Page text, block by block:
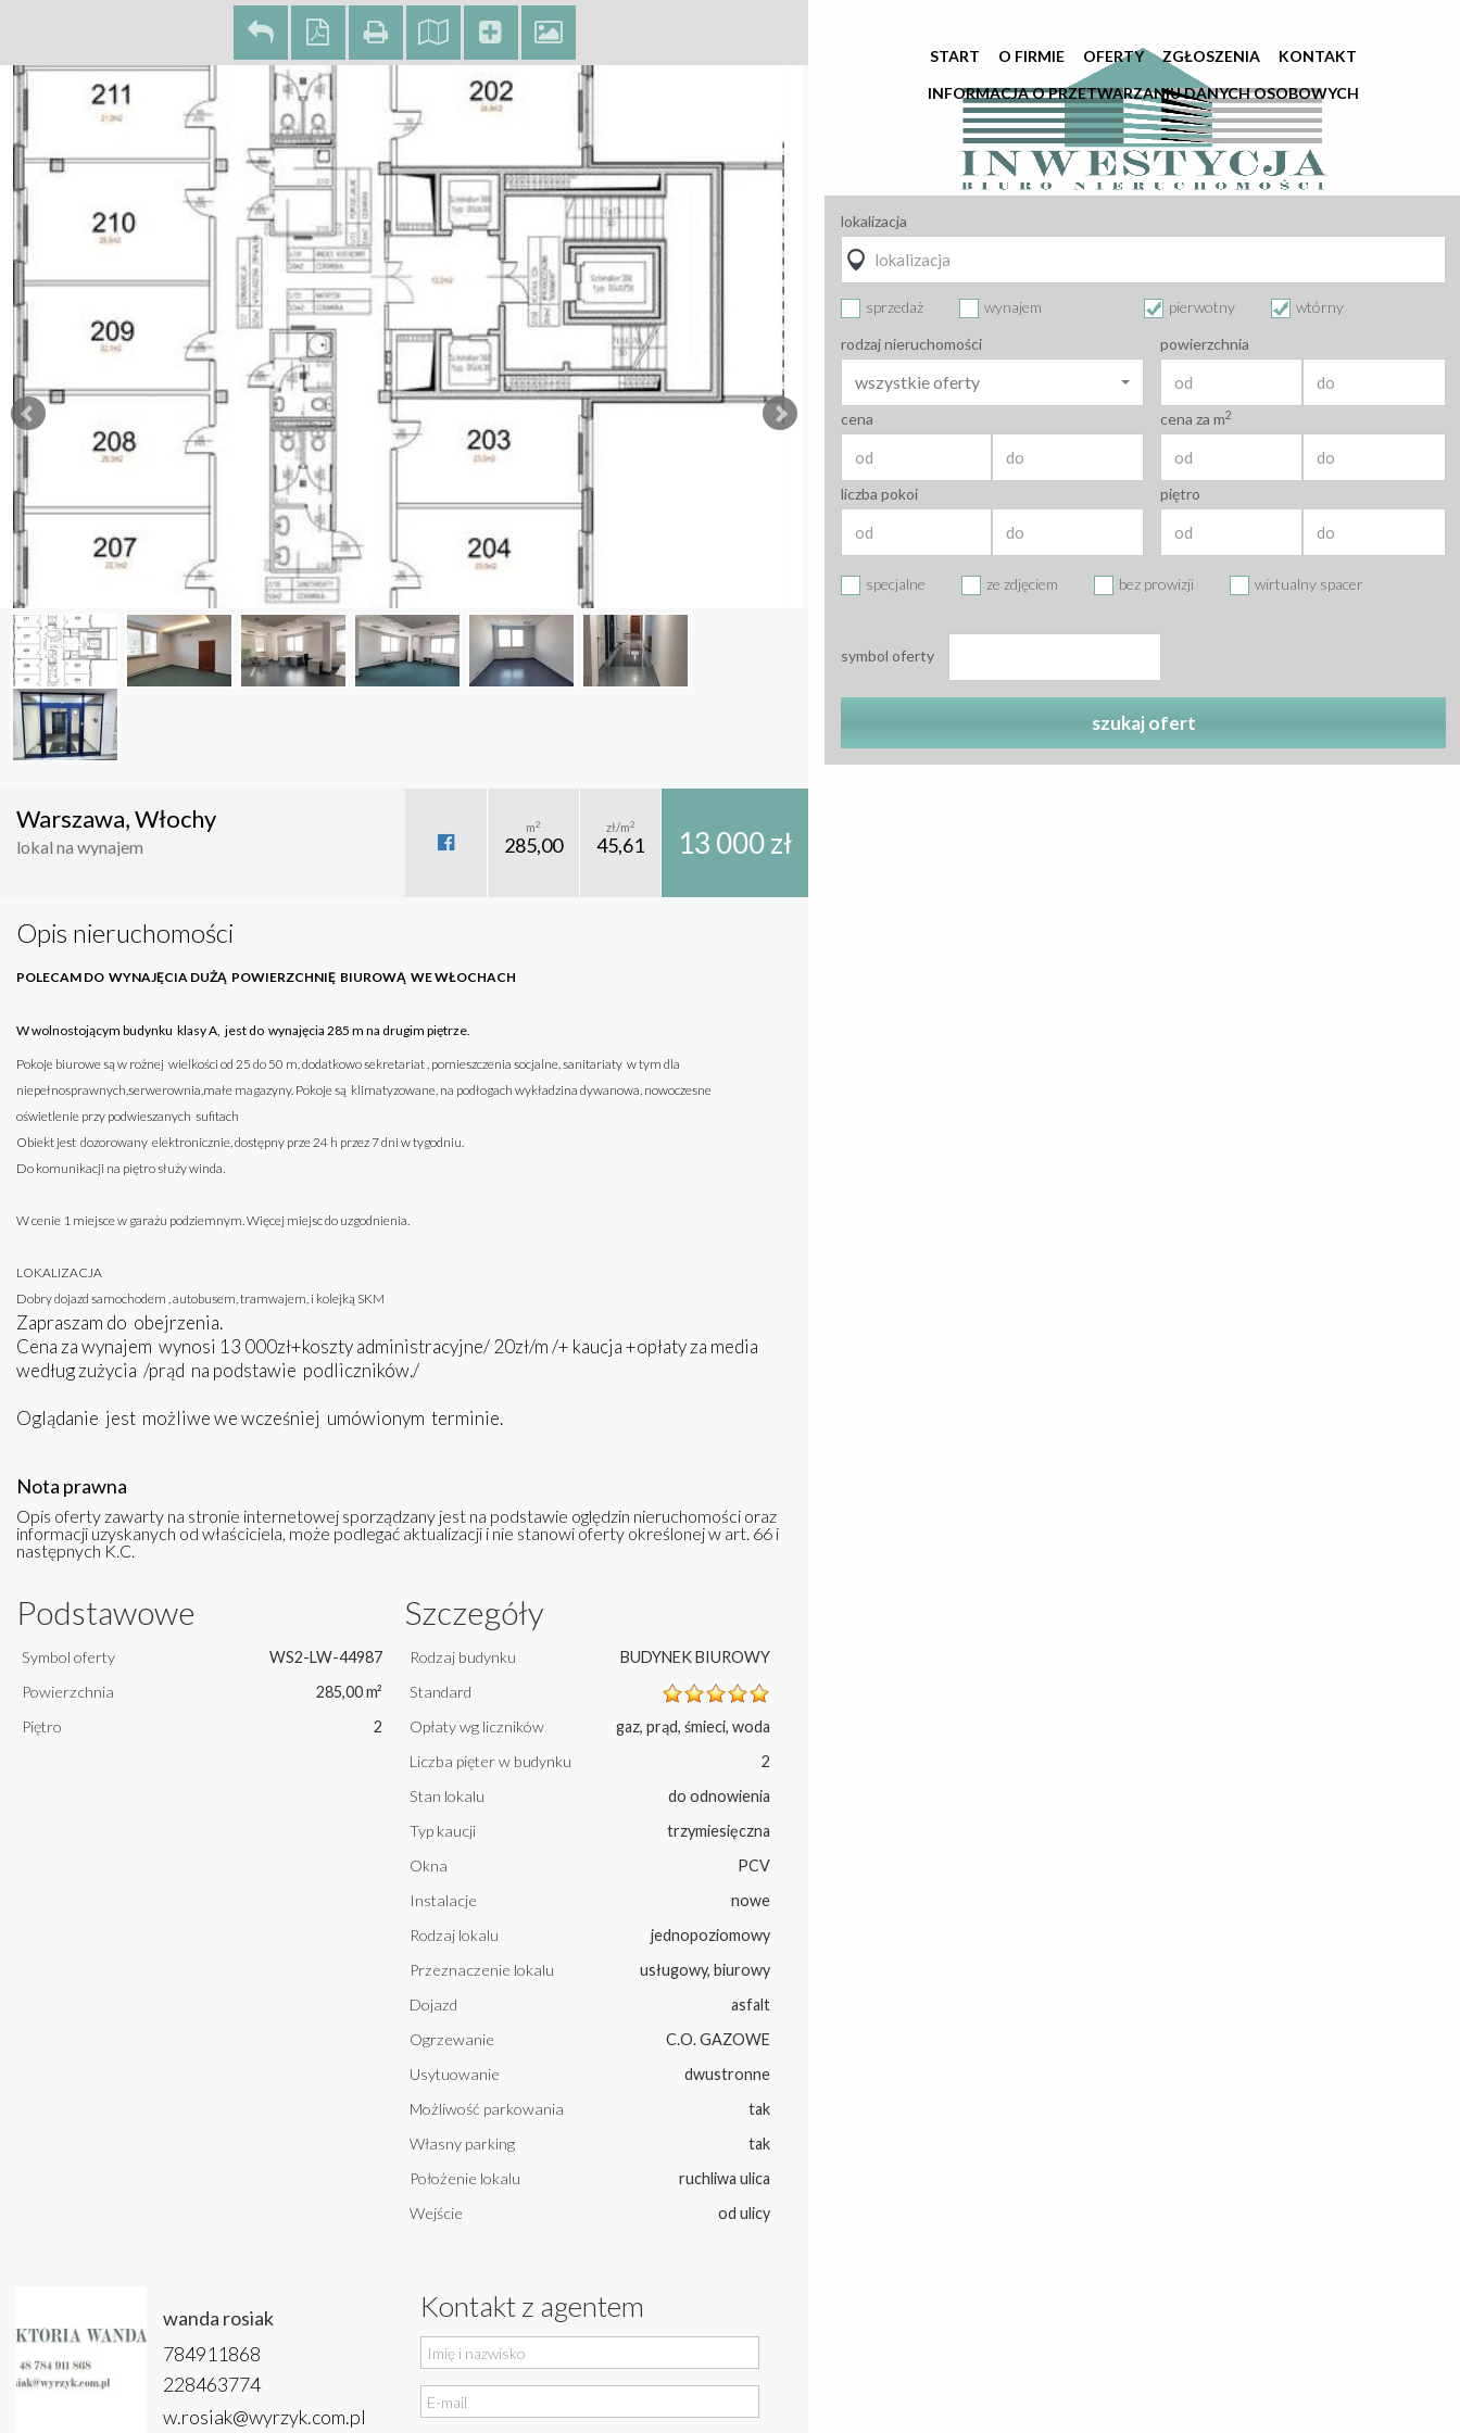
Warszawa, Włochy
lokal na wynajem
m2
285,00
zł/m2
45,61 13 000 zł
Opis nieruchomości
POLECAM DO WYNAJĘCIA DUŻĄ POWIERZCHNIĘ BIUROWĄ WE WŁOCHACH
W wolnostojącym budynku klasy A, jest do wynajęcia 285 m na drugim piętrze.
Pokoje biurowe są w rożnej wielkości od 25 do 50 m, dodatkowo sekretariat , pomieszczenia socjalne, sanitariaty w tym dla
niepełnosprawnych,serwerownia,małe magazyny. Pokoje są klimatyzowane, na podłogach wykładzina dywanowa, nowoczesne
oświetlenie przy podwieszanych sufitach
Obiekt jest dozorowany elektronicznie, dostępny prze 24 h przez 7 dni w tygodniu.
Do komunikacji na piętro służy winda.
W cenie 1 miejsce w garażu podziemnym. Więcej miejsc do uzgodnienia.
LOKALIZACJA
Dobry dojazd samochodem , autobusem, tramwajem, i kolejką SKM
Zapraszam do obejrzenia.
Cena za wynajem wynosi 13 000zł+koszty administracyjne/ 20zł/m /+ kaucja +opłaty za media
według zużycia /prąd na podstawie podliczników./
Oglądanie jest możliwe we wcześniej umówionym terminie.
Nota prawna
Opis oferty zawarty na stronie internetowej sporządzany jest na podstawie oględzin nieruchomości oraz
informacji uzyskanych od właściciela, może podlegać aktualizacji i nie stanowi oferty określonej w art. 66 i
następnych K.C.
Podstawowe
Symbol oferty
WS2-LW-44987
Powierzchnia
285,00 m²
Piętro
2
Szczegóły
Rodzaj budynku
BUDYNEK BIUROWY
Standard
Opłaty wg liczników
gaz, prąd, śmieci, woda
Liczba pięter w budynku
2
Stan lokalu
do odnowienia
Typ kaucji
trzymiesięczna
Okna
PCV
Instalacje
nowe
Rodzaj lokalu
jednopoziomowy
Przeznaczenie lokalu
usługowy, biurowy
Dojazd
asfalt
Ogrzewanie
C.O. GAZOWE
Usytuowanie
dwustronne
Możliwość parkowania
tak
Własny parking
tak
Położenie lokalu
ruchliwa ulica
Wejście
od ulicy
wanda rosiak
784911868
228463774
w.rosiak@wyrzyk.com.pl
Kontakt z agentem
START O FIRMIE OFERTY ZGŁOSZENIA
KONTAKT
INFORMACJA O PRZETWARZANIU DANYCH OSOBOWYCH
lokalizacja
sprzedaż wynajem pierwotny
wtórny
rodzaj nieruchomości
wszystkie oferty
powierzchnia
cena cena za m2
liczba pokoi piętro
specjalne ze zdjęciem bez prowizji wirtualny spacer
symbol oferty
szukaj ofert